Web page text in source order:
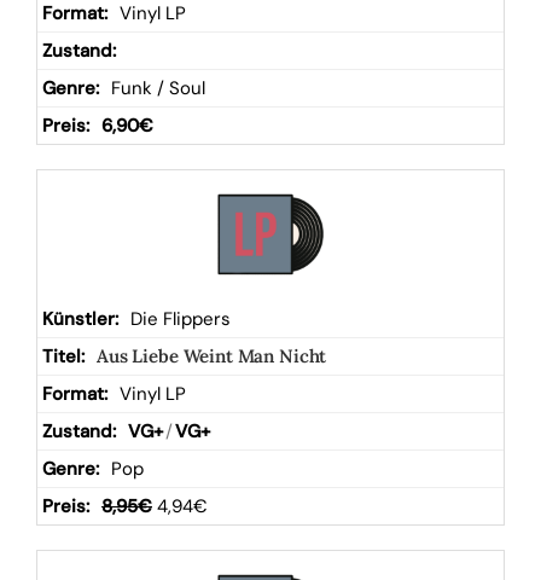
Vinyl LP
Funk / Soul
6,90€
Die Flippers
Aus Liebe Weint Man Nicht
Vinyl LP
VG+/VG+
Pop
8,95€ 4,94€